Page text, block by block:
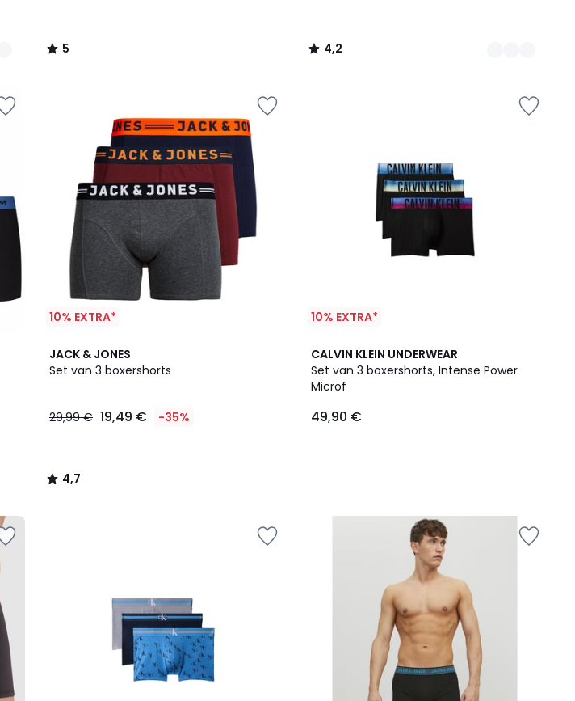
5
/
4,2
/
10% EXTRA*
JACK & JONES
Set van 3 boxershorts
29,99 € 19,49 € -35%
4,7
/ 5
4,7
/
10% EXTRA*
CALVIN KLEIN UNDERWEAR
Set van 3 boxershorts, Intense Power
Microf
49,90 €